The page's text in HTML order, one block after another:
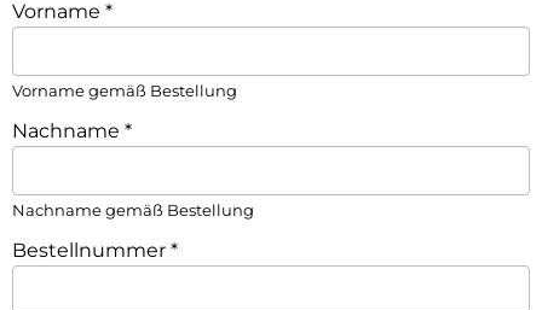
Vorname *
Vorname gemäß Bestellung
Nachname *
Nachname gemäß Bestellung
Bestellnummer *